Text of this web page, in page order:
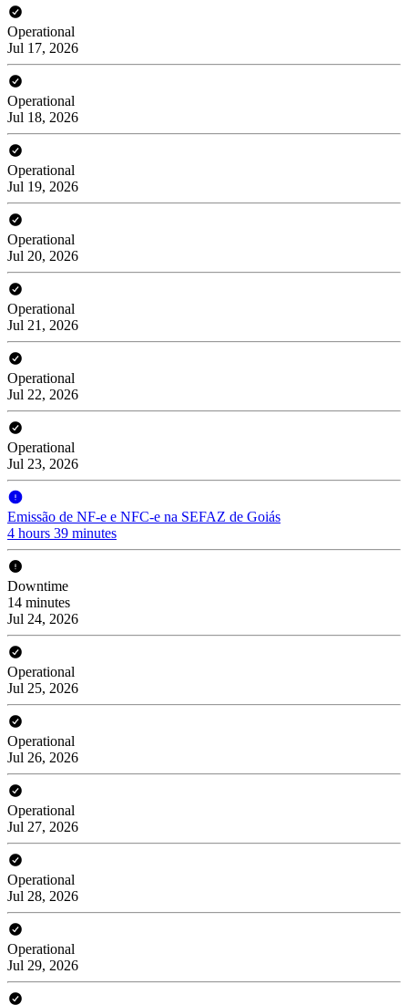
Operational
Jul 17, 2026
Operational
Jul 18, 2026
Operational
Jul 19, 2026
Operational
Jul 20, 2026
Operational
Jul 21, 2026
Operational
Jul 22, 2026
Operational
Jul 23, 2026
Emissão de NF-e e NFC-e na SEFAZ de Goiás
4 hours 39 minutes
Downtime
14 minutes
Jul 24, 2026
Operational
Jul 25, 2026
Operational
Jul 26, 2026
Operational
Jul 27, 2026
Operational
Jul 28, 2026
Operational
Jul 29, 2026